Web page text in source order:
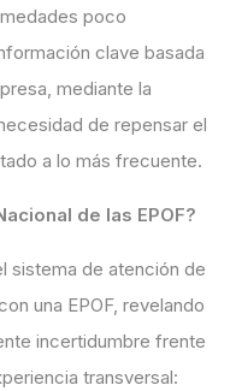
poco
clave basada
mediante la
de repensar el
a lo más frecuente.
de las EPOF?
sistema de atención de
una EPOF, revelando
incertidumbre frente
transversal: